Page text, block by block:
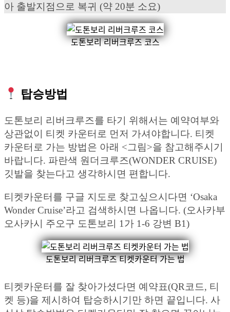
아 출발지점으로 복귀 (약 20분 소요)
도톤보리 리버크루즈 코스
탑승방법
도톤보리 리버크루즈를 타기 위해서는 예약여부와
상관없이 티켓 카운터로 먼저 가셔야합니다. 티켓
카운터로 가는 방법은 아래 <그림>을 참고해주시기
바랍니다. 파란색 원더크루즈(WONDER CRUISE)
깃발을 찾는다고 생각하시면 편합니다.
티켓카운터를 구글 지도로 찾고싶으시다면 ‘Osaka
Wonder Cruise’라고 검색하시면 나옵니다. (오사카부
오사카시 주오구 도톤보리 1가 1-6 강변 B1)
도톤보리 리버크루즈 티켓카운터 가는 법
티켓카운터를 잘 찾아가셨다면 예약표(QR코드, 티
켓 등)을 제시하여 탑승하시기만 하면 끝입니다. 사